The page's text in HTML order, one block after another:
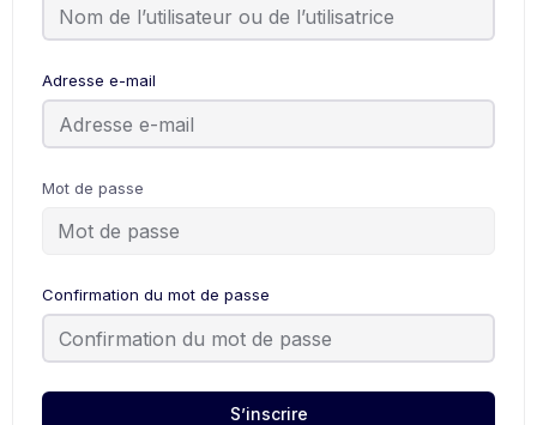
Adresse e-mail
Mot de passe
Confirmation du mot de passe
S’inscrire